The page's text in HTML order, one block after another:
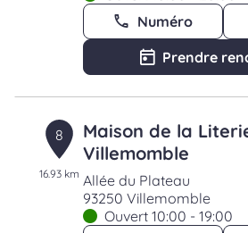
Numéro
Prendre
8
16.93 km
Maison de la
Villemomble
Allée du Plateau
93250 Villemomble
Ouvert 10:00 - 19:00